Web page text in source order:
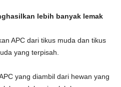
lebih banyak lemak
APC dari tikus muda dan tikus
yang terpisah.
yang diambil dari hewan yang